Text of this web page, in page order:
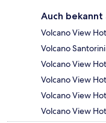
Auch bekannt
Volcano View
Volcano
Volcano View
Volcano View
Volcano View
Volcano View